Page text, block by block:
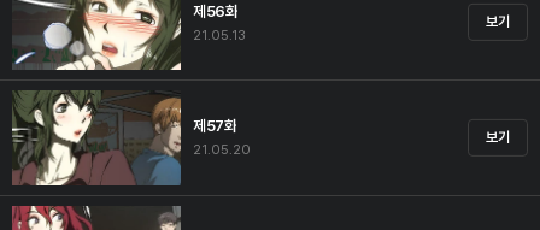
제56화
21.05.13
보기
제57화
21.05.20
보기